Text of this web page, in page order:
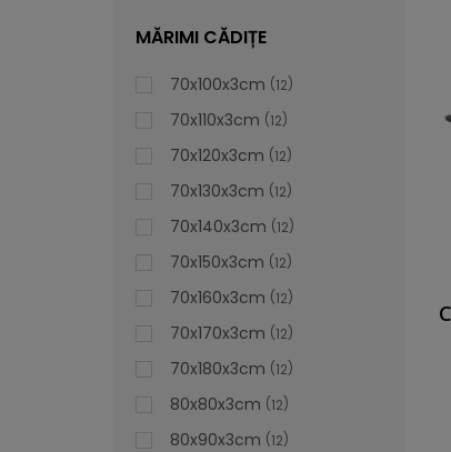
MĂRIMI CĂDIȚE
70x100x3cm 12
70x110x3cm 12
70x120x3cm 12
70x130x3cm 12
70x140x3cm 12
70x150x3cm 12
70x160x3cm 12
70x170x3cm 12
70x180x3cm 12
80x80x3cm 12
80x90x3cm 12